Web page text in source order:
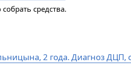
средства.
2 года. Диагноз ДЦП,